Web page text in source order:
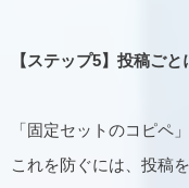
【ステップ5】投稿ご
「固定セットのコピペ
これを防ぐには、投稿